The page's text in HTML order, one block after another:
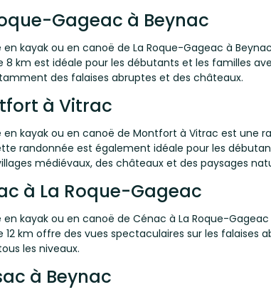
Gageac à Beynac
en kayak ou en canoë de La Roque-Gageac à
8 km est idéale pour les débutants et les familles
des falaises abruptes et des châteaux.
à Vitrac
en kayak ou en canoë de Montfort à Vitrac est une
randonnée est également idéale pour les
médiévaux, des châteaux et des paysages
à La Roque-Gageac
en kayak ou en canoë de Cénac à La Roque-
12 km offre des vues spectaculaires sur les falaises
les niveaux.
à Beynac